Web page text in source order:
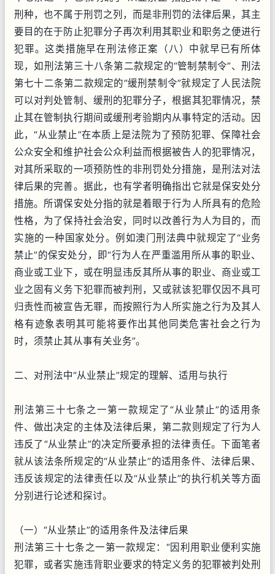
刑种，也不属于刑罚之列，而是非刑罚的法律后果，其主
要目的在于防止犯罪分子再次利用其职业和职务之便进行
犯罪。这类措施早在刑法修正案（八）中就早已有所体
现，如刑法第三十八条第二款规定的“管制禁制令”、刑法
第七十二条第二款规定的“缓刑禁制令”就规定了人民法院
可以对判处管制、缓刑的犯罪分子，根据其犯罪情况，禁
止其在管制执行期间或缓刑考验期内从事特定的活动。因
此，“从业禁止”在本质上是法院为了预防犯罪、保障社会
公众安全和维护社会公众利益而根据被告人的犯罪情况，
对其所采取的一项预防性的非刑罚处分措施，是刑法对法
律后果的完善。据此，也有学者明确指出它就是保安处分
措施。所谓保安处分指的就是着眼于行为人所具有的危险
性格，为了保持社会治安，同时以改善行为人为目的，而
实施的一种国家处分。例如澳门刑法典中就规定了“业务
禁止”的保安处分，即“行为人在严重滥用所从事的职业、
商业或工业下，或在明显违反其所从事的职业、商业或工
业之固有义务下犯罪而被判刑，又或就该犯罪仅因不具可
归责性而被宣告无罪，而按照行为人所实施之行为及其人
格有迹象表明其可能将要作出其他同类危害社会之行为
时，须禁止其从事有关业务”。
二、对刑法中“从业禁止”规定的理解、适用与执行
刑法第三十七条之一第一款规定了“从业禁止”的适用条
件、做出决定的主体及法律后果，第二款则规定了行为人
违反了“从业禁止”的决定所要承担的法律责任。下面笔者
就从该法条所规定的“从业禁止”的适用条件、法律后果、
违反该规定的法律责任以及“从业禁止”的执行机关等方面
分别进行论述和探讨。
（一）“从业禁止”的适用条件及法律后果
刑法第三十七条之一第一款规定：“因利用职业便利实施
犯罪，或者实施违背职业要求的特定义务的犯罪被判处刑